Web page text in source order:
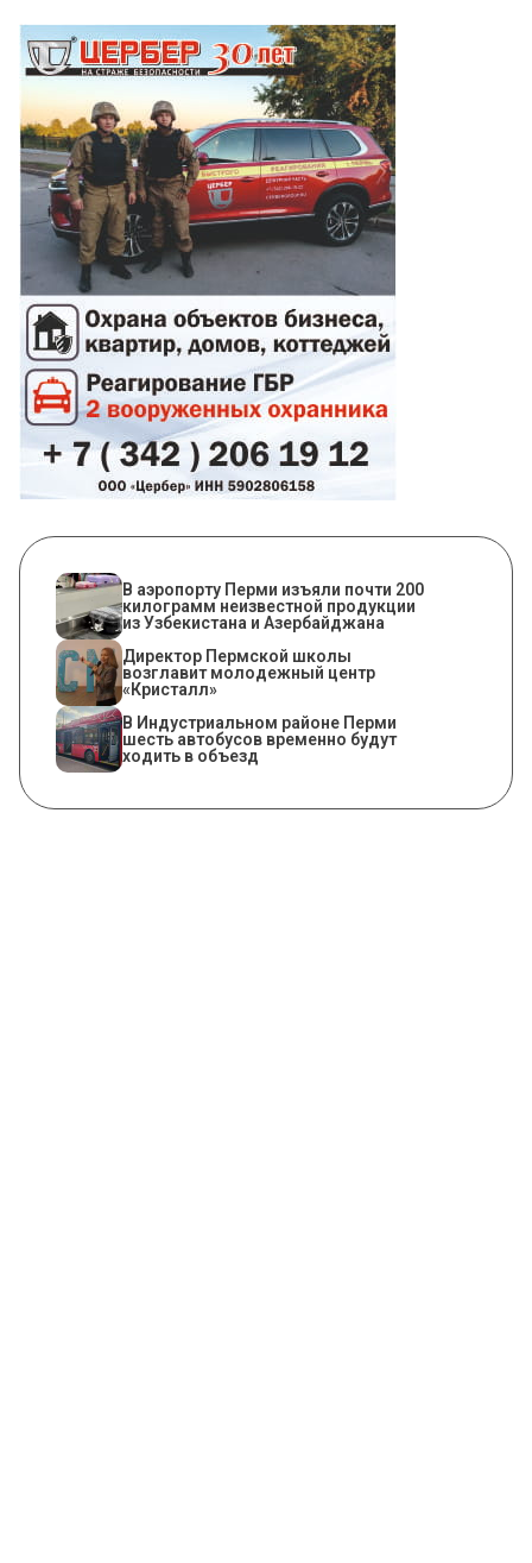
В аэропорту Перми изъяли почти 200
килограмм неизвестной продукции
из Узбекистана и Азербайджана
​Директор Пермской школы
возглавит молодежный центр
«Кристалл»
В Индустриальном районе Перми
шесть автобусов временно будут
ходить в объезд